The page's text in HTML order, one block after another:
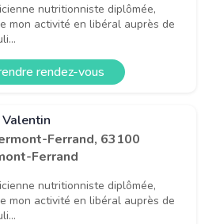
nutritionniste diplômée,
mon activité en libéral auprès de
rendez-vous
Ferrand, 63100
Ferrand
nutritionniste diplômée,
mon activité en libéral auprès de